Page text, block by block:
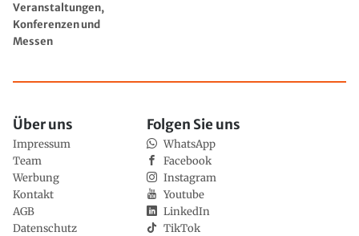
Veranstaltungen,
Konferenzen und
Messen
Über uns
Impressum
Team
Werbung
Kontakt
AGB
Datenschutz
Folgen Sie uns
WhatsApp
Facebook
Instagram
Youtube
LinkedIn
TikTok